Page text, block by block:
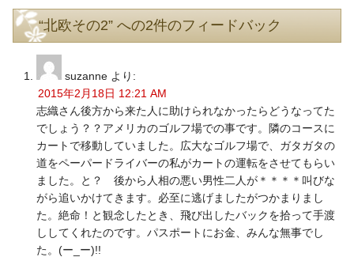
“北欧その2” への2件のフィードバック
suzanne より:
2015年2月18日 12:21 AM
志織さん後方から来た人に助けられなかったらどうなってた
でしょう？？アメリカのゴルフ場での事です。隣のコースに
カートで移動していました。広大なゴルフ場で、ガタガタの
道をペーパードライバーの私がカートの運転をさせてもらい
ました。と？ 後から人相の悪い男性二人が＊＊＊＊叫びな
がら追いかけてきます。必至に逃げましたがつかまりまし
た。絶命！と観念したとき、飛び出したバックを拾って手渡
ししてくれたのです。パスポートにお金、みんな無事でし
た。(ー_ー)!!